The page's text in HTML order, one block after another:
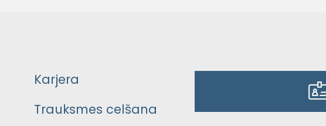
Karjera
Trauksmes celšana